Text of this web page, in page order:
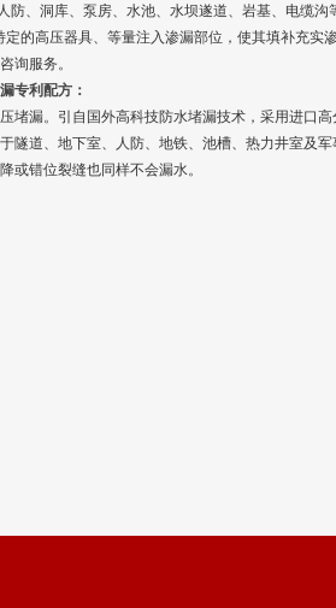
、洞库、泵房、水池、水坝遂道、岩基、电缆沟
定的高压器具、等量注入渗漏部位，使其填补充实
询服务。
专利配方：
漏。引自国外高科技防水堵漏技术，采用进口高
隧道、地下室、人防、地铁、池槽、热力井室及
或错位裂缝也同样不会漏水。